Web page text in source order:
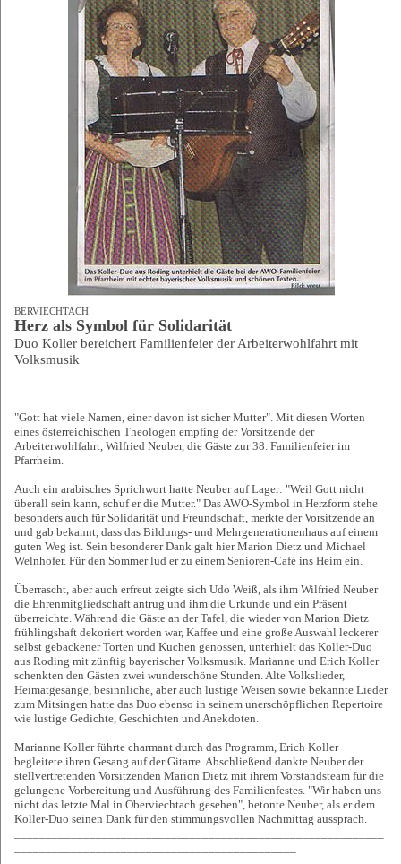
BERVIECHTACH
Herz als Symbol für Solidarität
Duo Koller bereichert Familienfeier der Arbeiterwohlfahrt mit
Volksmusik
"Gott hat viele Namen, einer davon ist sicher Mutter". Mit diesen Worten
eines österreichischen Theologen empfing der Vorsitzende der
Arbeiterwohlfahrt, Wilfried Neuber, die Gäste zur 38. Familienfeier im
Pfarrheim.
Auch ein arabisches Sprichwort hatte Neuber auf Lager: "Weil Gott nicht
überall sein kann, schuf er die Mutter." Das AWO-Symbol in Herzform stehe
besonders auch für Solidarität und Freundschaft, merkte der Vorsitzende an
und gab bekannt, dass das Bildungs- und Mehrgenerationenhaus auf einem
guten Weg ist. Sein besonderer Dank galt hier Marion Dietz und Michael
Welnhofer. Für den Sommer lud er zu einem Senioren-Café ins Heim ein.
Überrascht, aber auch erfreut zeigte sich Udo Weiß, als ihm Wilfried Neuber
die Ehrenmitgliedschaft antrug und ihm die Urkunde und ein Präsent
überreichte. Während die Gäste an der Tafel, die wieder von Marion Dietz
frühlingshaft dekoriert worden war, Kaffee und eine große Auswahl leckerer
selbst gebackener Torten und Kuchen genossen, unterhielt das Koller-Duo
aus Roding mit zünftig bayerischer Volksmusik. Marianne und Erich Koller
schenkten den Gästen zwei wunderschöne Stunden. Alte Volkslieder,
Heimatgesänge, besinnliche, aber auch lustige Weisen sowie bekannte Lieder
zum Mitsingen hatte das Duo ebenso in seinem unerschöpflichen Repertoire
wie lustige Gedichte, Geschichten und Anekdoten.
Marianne Koller führte charmant durch das Programm, Erich Koller
begleitete ihren Gesang auf der Gitarre. Abschließend dankte Neuber der
stellvertretenden Vorsitzenden Marion Dietz mit ihrem Vorstandsteam für die
gelungene Vorbereitung und Ausführung des Familienfestes. "Wir haben uns
nicht das letzte Mal in Oberviechtach gesehen", betonte Neuber, als er dem
Koller-Duo seinen Dank für den stimmungsvollen Nachmittag aussprach.